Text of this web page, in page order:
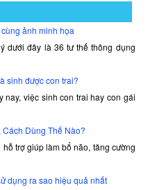
ảnh minh họa
dưới đây là 36 tư thế thông dụng
sinh được con trai?
nay, việc sinh con trai hay con gái
Dùng Thế Nào?
trợ giúp làm bổ não, tăng cường
dụng ra sao hiệu quả nhất